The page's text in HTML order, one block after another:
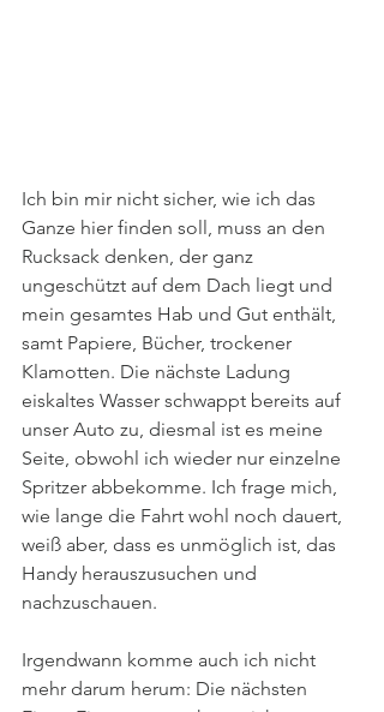
Ich bin mir nicht sicher, wie ich das
Ganze hier finden soll, muss an den
Rucksack denken, der ganz
ungeschützt auf dem Dach liegt und
mein gesamtes Hab und Gut enthält,
samt Papiere, Bücher, trockener
Klamotten. Die nächste Ladung
eiskaltes Wasser schwappt bereits auf
unser Auto zu, diesmal ist es meine
Seite, obwohl ich wieder nur einzelne
Spritzer abbekomme. Ich frage mich,
wie lange die Fahrt wohl noch dauert,
weiß aber, dass es unmöglich ist, das
Handy herauszusuchen und
nachzuschauen.
Irgendwann komme auch ich nicht
mehr darum herum: Die nächsten